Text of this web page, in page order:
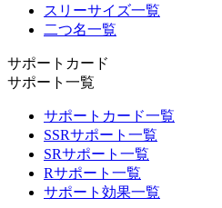
スリーサイズ一覧
二つ名一覧
サポートカード
サポート一覧
サポートカード一覧
SSRサポート一覧
SRサポート一覧
Rサポート一覧
サポート効果一覧